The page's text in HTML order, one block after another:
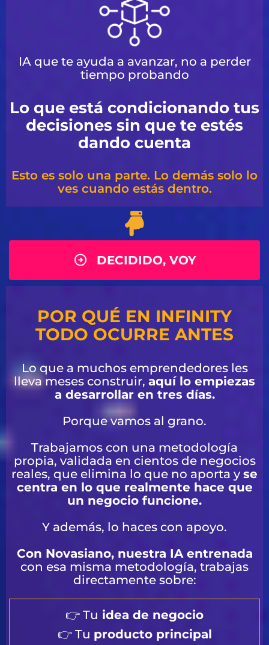
IA que te ayuda a avanzar, no a perder
tiempo probando
Lo que está condicionando tus
decisiones sin que te estés
dando cuenta
Esto es solo una parte. Lo demás solo lo
ves cuando estás dentro.
DECIDIDO, VOY
POR QUÉ EN INFINITY
TODO OCURRE ANTES
Lo que a muchos emprendedores les
lleva meses construir, aquí lo empiezas
a desarrollar en tres días.
Porque vamos al grano.
Trabajamos con una metodología
propia, validada en cientos de negocios
reales, que elimina lo que no aporta y se
centra en lo que realmente hace que
un negocio funcione.
Y además, lo haces con apoyo.
Con Novasiano, nuestra IA entrenada
con esa misma metodología, trabajas
directamente sobre:
👉 Tu idea de negocio
👉 Tu producto principal